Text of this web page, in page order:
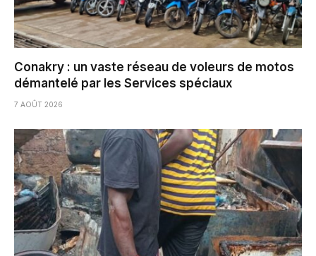
Conakry : un vaste réseau de voleurs de motos
démantelé par les Services spéciaux
7 AOÛT 2026